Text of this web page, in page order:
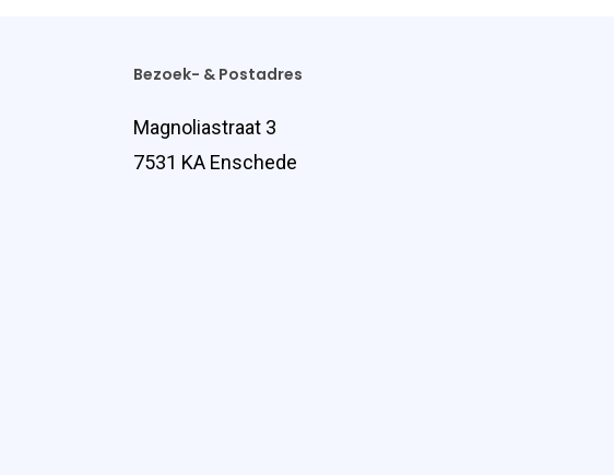
Bezoek- & Postadres
Magnoliastraat 3
7531 KA Enschede